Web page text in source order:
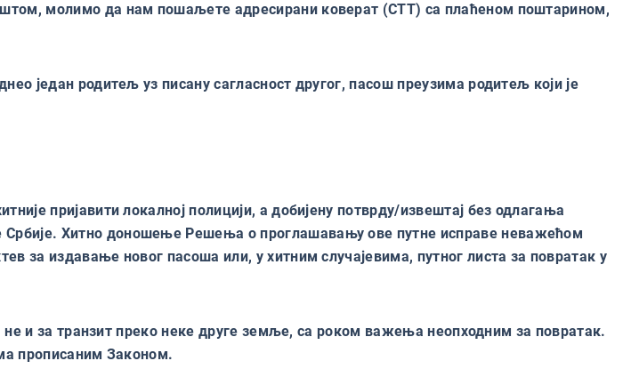
молимо да нам пошаљете адресирани коверат (CTT) са плаћеном поштарином,
један родитељ уз писану сагласност другог, пасош преузима родитељ који је
пријавити локалној полицији, а добијену потврду/извештај без одлагања
Хитно доношење Решења о проглашавању ове путне исправе неважећом
за издавање новог пасоша или, у хитним случајевима, путног листа за повратак у
не и за транзит преко неке друге земље, са роком важења неопходним за повратак.
прописаним Законом.